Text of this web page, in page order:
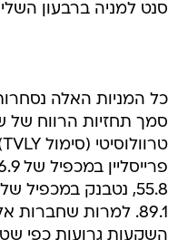
סנט למניה ברבעון
כל המניות האלה
89.1. למרות שחברות
השקעות גרועות כפי